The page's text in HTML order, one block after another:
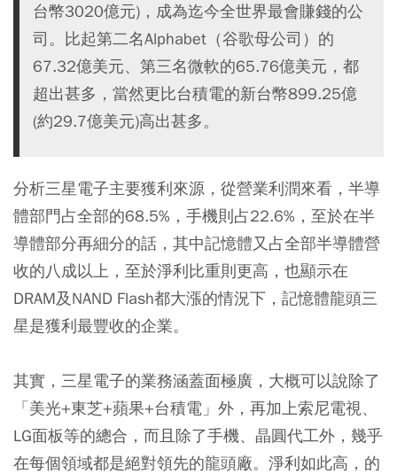
台幣3020億元)，成為迄今全世界最會賺錢的公
司。比起第二名Alphabet（谷歌母公司）的
67.32億美元、第三名微軟的65.76億美元，都
超出甚多，當然更比台積電的新台幣899.25億
(約29.7億美元)高出甚多。
分析三星電子主要獲利來源，從營業利潤來看，半導
體部門占全部的68.5%，手機則占22.6%，至於在半
導體部分再細分的話，其中記憶體又占全部半導體營
收的八成以上，至於淨利比重則更高，也顯示在
DRAM及NAND Flash都大漲的情況下，記憶體龍頭三
星是獲利最豐收的企業。
其實，三星電子的業務涵蓋面極廣，大概可以說除了
「美光+東芝+蘋果+台積電」外，再加上索尼電視、
LG面板等的總合，而且除了手機、晶圓代工外，幾乎
在每個領域都是絕對領先的龍頭廠。淨利如此高，的